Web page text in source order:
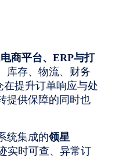
电商平台、 ERP与打
库存、物流、财务
提升订单响应与处
提供保障的同时也
统集成的领星
实时可查、异常订